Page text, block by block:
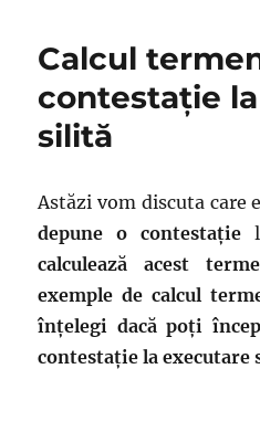
Calcul
contestație
silită
Astăzi vom discuta care
depune o contestație
calculează acest
exemple de calcul
înțelegi dacă poți
contestație la executare